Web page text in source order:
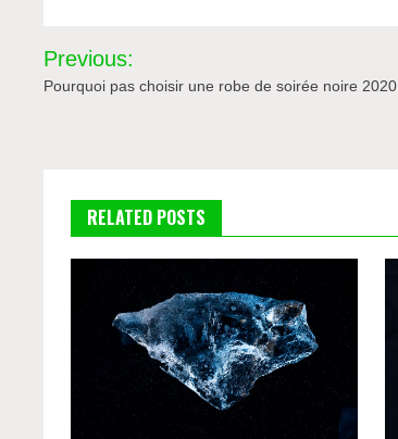
Navigation
de
Previous:
Pourquoi pas choisir une robe de soirée noire 2020
RELATED POSTS